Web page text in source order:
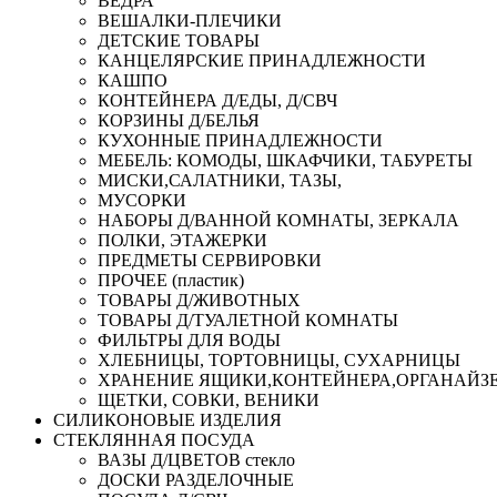
ВЕШАЛКИ-ПЛЕЧИКИ
ДЕТСКИЕ ТОВАРЫ
КАНЦЕЛЯРСКИЕ ПРИНАДЛЕЖНОСТИ
КАШПО
КОНТЕЙНЕРА Д/ЕДЫ, Д/СВЧ
КОРЗИНЫ Д/БЕЛЬЯ
КУХОННЫЕ ПРИНАДЛЕЖНОСТИ
МЕБЕЛЬ: КОМОДЫ, ШКАФЧИКИ, ТАБУРЕТЫ
МИСКИ,САЛАТНИКИ, ТАЗЫ,
МУСОРКИ
НАБОРЫ Д/ВАННОЙ КОМНАТЫ, ЗЕРКАЛА
ПОЛКИ, ЭТАЖЕРКИ
ПРЕДМЕТЫ СЕРВИРОВКИ
ПРОЧЕЕ (пластик)
ТОВАРЫ Д/ЖИВОТНЫХ
ТОВАРЫ Д/ТУАЛЕТНОЙ КОМНАТЫ
ФИЛЬТРЫ ДЛЯ ВОДЫ
ХЛЕБНИЦЫ, ТОРТОВНИЦЫ, СУХАРНИЦЫ
ХРАНЕНИЕ
ЩЕТКИ, СОВКИ, ВЕНИКИ
СИЛИКОНОВЫЕ ИЗДЕЛИЯ
СТЕКЛЯННАЯ ПОСУДА
ВАЗЫ Д/ЦВЕТОВ стекло
ДОСКИ РАЗДЕЛОЧНЫЕ